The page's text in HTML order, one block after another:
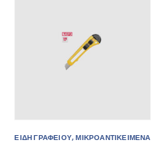
ΕΙΔΗ ΓΡΑΦΕΙΟΥ,ΜΙΚΡΟΑΝΤΙΚΕΙΜΕΝΑ